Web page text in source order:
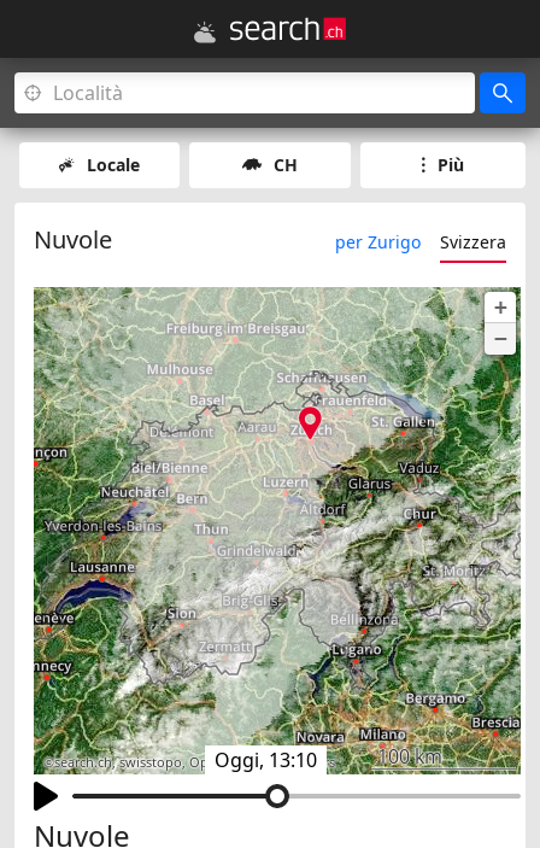
Locale CH Più
Nuvole per Zurigo Svizzera
Oggi, 13:10
+
−
©search.ch,swisstopo,OpenStreetMap, others 100 km
Nuvole